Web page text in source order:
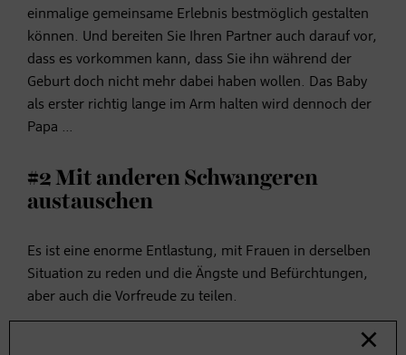
einmalige gemeinsame Erlebnis bestmöglich gestalten
können. Und bereiten Sie Ihren Partner auch darauf vor,
dass es vorkommen kann, dass Sie ihn während der
Geburt doch nicht mehr dabei haben wollen. Das Baby
als erster richtig lange im Arm halten wird dennoch der
Papa …
#2 Mit anderen Schwangeren
austauschen
Es ist eine enorme Entlastung, mit Frauen in derselben
Situation zu reden und die Ängste und Befürchtungen,
aber auch die Vorfreude zu teilen.